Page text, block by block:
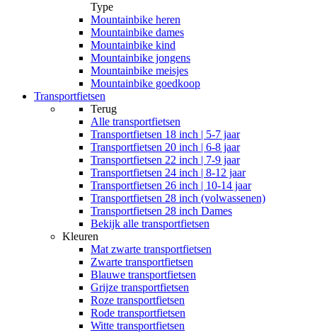
Type
Mountainbike heren
Mountainbike dames
Mountainbike kind
Mountainbike jongens
Mountainbike meisjes
Mountainbike goedkoop
Transportfietsen
Terug
Alle transportfietsen
Transportfietsen 18 inch | 5-7 jaar
Transportfietsen 20 inch | 6-8 jaar
Transportfietsen 22 inch | 7-9 jaar
Transportfietsen 24 inch | 8-12 jaar
Transportfietsen 26 inch | 10-14 jaar
Transportfietsen 28 inch (volwassenen)
Transportfietsen 28 inch Dames
Bekijk alle transportfietsen
Kleuren
Mat zwarte transportfietsen
Zwarte transportfietsen
Blauwe transportfietsen
Grijze transportfietsen
Roze transportfietsen
Rode transportfietsen
Witte transportfietsen